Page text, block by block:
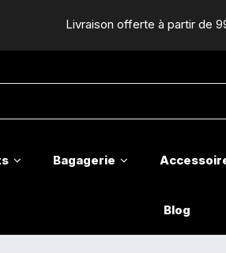
Livraison offerte à partir de
Bagagerie
Blog